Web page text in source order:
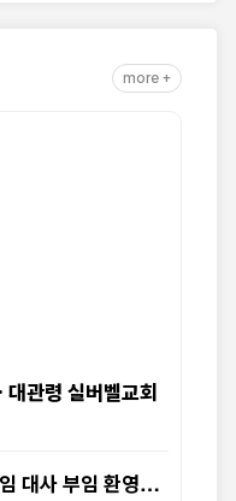
more +
관령 실버벨교회
대사 부임 환영…